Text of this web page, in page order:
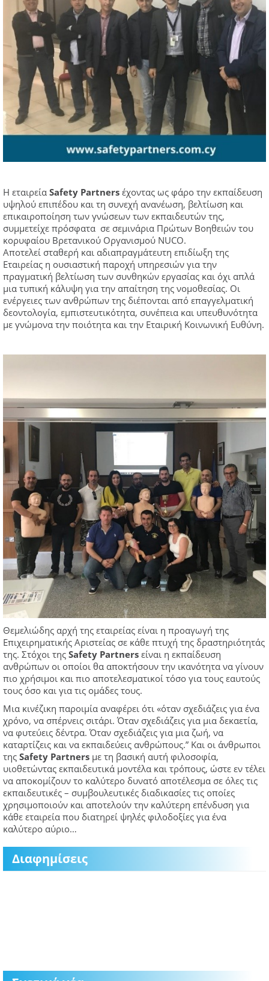
Η εταιρεία Safety Partners έχοντας ως φάρο την εκπαίδευση
υψηλού επιπέδου και τη συνεχή ανανέωση, βελτίωση και
επικαιροποίηση των γνώσεων των εκπαιδευτών της,
συμμετείχε πρόσφατα σε σεμινάρια Πρώτων Βοηθειών του
κορυφαίου Βρετανικού Οργανισμού NUCO.
Αποτελεί σταθερή και αδιαπραγμάτευτη επιδίωξη της
Εταιρείας η ουσιαστική παροχή υπηρεσιών για την
πραγματική βελτίωση των συνθηκών εργασίας και όχι απλά
μια τυπική κάλυψη για την απαίτηση της νομοθεσίας. Οι
ενέργειες των ανθρώπων της διέπονται από επαγγελματική
δεοντολογία, εμπιστευτικότητα, συνέπεια και υπευθυνότητα
με γνώμονα την ποιότητα και την Εταιρική Κοινωνική Ευθύνη.
Θεμελιώδης αρχή της εταιρείας είναι η προαγωγή της
Επιχειρηματικής Αριστείας σε κάθε πτυχή της δραστηριότητάς
της. Στόχοι της Safety Partners είναι η εκπαίδευση
ανθρώπων οι οποίοι θα αποκτήσουν την ικανότητα να γίνουν
πιο χρήσιμοι και πιο αποτελεσματικοί τόσο για τους εαυτούς
τους όσο και για τις ομάδες τους.
Μια κινέζικη παροιμία αναφέρει ότι «όταν σχεδιάζεις για ένα
χρόνο, να σπέρνεις σιτάρι. Όταν σχεδιάζεις για μια δεκαετία,
να φυτεύεις δέντρα. Όταν σχεδιάζεις για μια ζωή, να
καταρτίζεις και να εκπαιδεύεις ανθρώπους.” Και οι άνθρωποι
της Safety Partners με τη βασική αυτή φιλοσοφία,
υιοθετώντας εκπαιδευτικά μοντέλα και τρόπους, ώστε εν τέλει
να αποκομίζουν το καλύτερο δυνατό αποτέλεσμα σε όλες τις
εκπαιδευτικές – συμβουλευτικές διαδικασίες τις οποίες
χρησιμοποιούν και αποτελούν την καλύτερη επένδυση για
κάθε εταιρεία που διατηρεί ψηλές φιλοδοξίες για ένα
καλύτερο αύριο…
Διαφημίσεις